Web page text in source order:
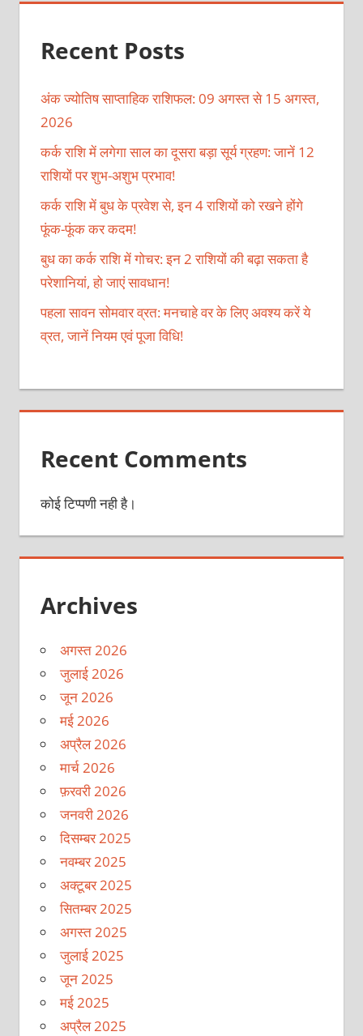
Recent Posts
अंक ज्योतिष साप्ताहिक राशिफल: 09 अगस्त से 15 अगस्त,
2026
कर्क राशि में लगेगा साल का दूसरा बड़ा सूर्य ग्रहण: जानें 12
राशियों पर शुभ-अशुभ प्रभाव!
कर्क राशि में बुध के प्रवेश से, इन 4 राशियों को रखने होंगे
फूंक-फूंक कर कदम!
बुध का कर्क राशि में गोचर: इन 2 राशियों की बढ़ा सकता है
परेशानियां, हो जाएं सावधान!
पहला सावन सोमवार व्रत: मनचाहे वर के लिए अवश्य करें ये
व्रत, जानें नियम एवं पूजा विधि!
Recent Comments
कोई टिप्पणी नही है।
Archives
अगस्त 2026
जुलाई 2026
जून 2026
मई 2026
अप्रैल 2026
मार्च 2026
फ़रवरी 2026
जनवरी 2026
दिसम्बर 2025
नवम्बर 2025
अक्टूबर 2025
सितम्बर 2025
अगस्त 2025
जुलाई 2025
जून 2025
मई 2025
अप्रैल 2025